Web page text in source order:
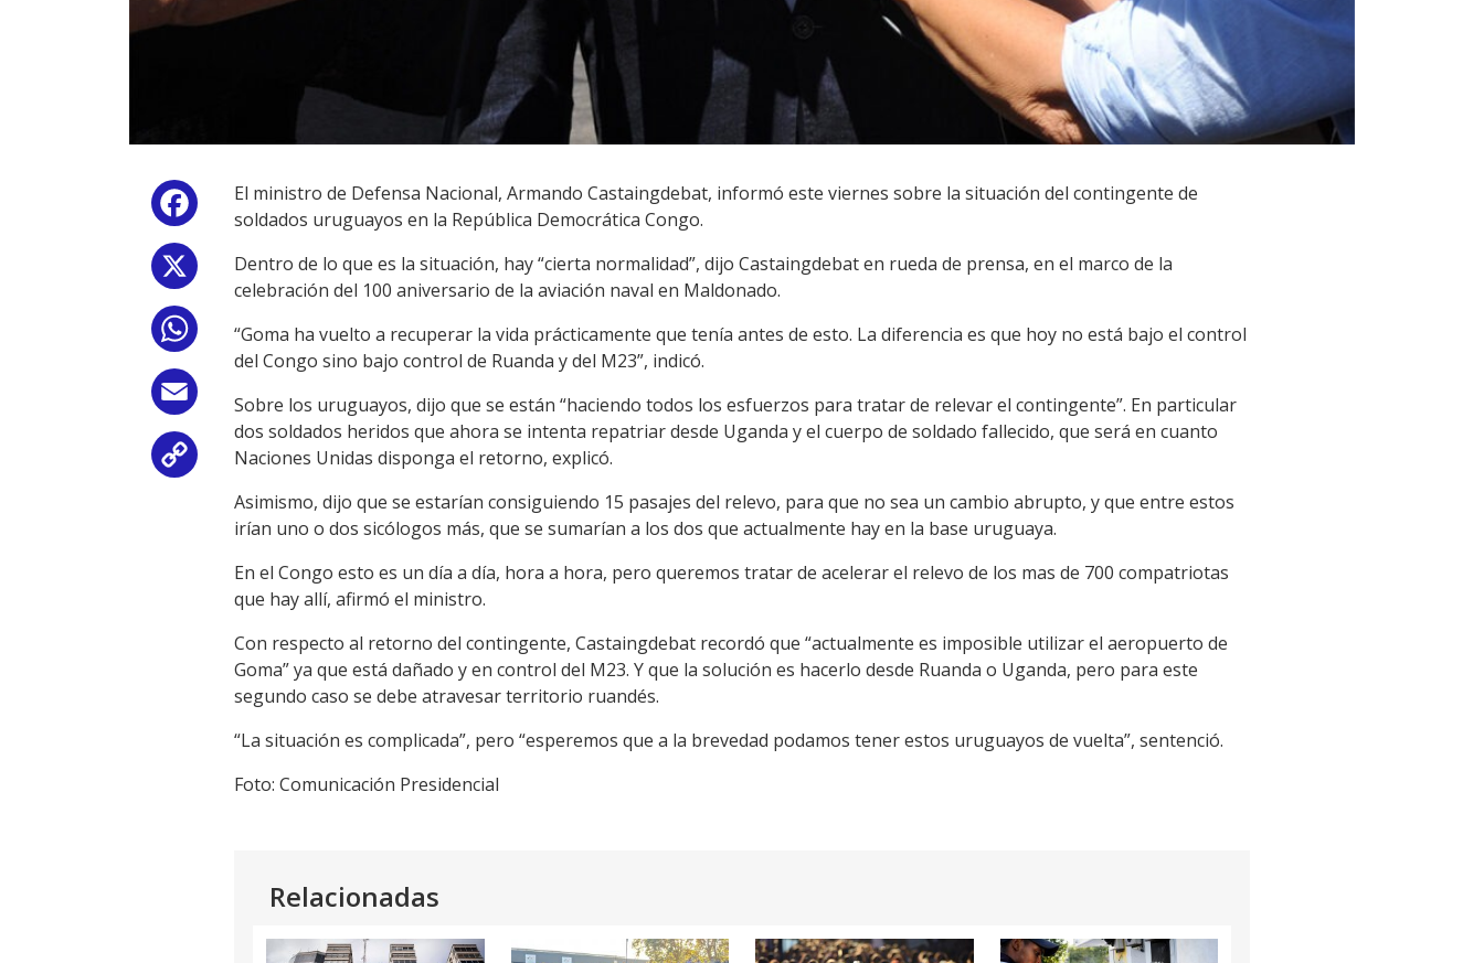
Facebook
WhatsApp
Email
Copy
Link
El ministro de Defensa Nacional, Armando Castaingdebat, informó este viernes sobre la situación del contingente de
soldados uruguayos en la República Democrática Congo.
Dentro de lo que es la situación, hay “cierta normalidad”, dijo Castaingdebat en rueda de prensa, en el marco de la
celebración del 100 aniversario de la aviación naval en Maldonado.
“Goma ha vuelto a recuperar la vida prácticamente que tenía antes de esto. La diferencia es que hoy no está bajo el control
del Congo sino bajo control de Ruanda y del M23”, indicó.
Sobre los uruguayos, dijo que se están “haciendo todos los esfuerzos para tratar de relevar el contingente”. En particular
dos soldados heridos que ahora se intenta repatriar desde Uganda y el cuerpo de soldado fallecido, que será en cuanto
Naciones Unidas disponga el retorno, explicó.
Asimismo, dijo que se estarían consiguiendo 15 pasajes del relevo, para que no sea un cambio abrupto, y que entre estos
irían uno o dos sicólogos más, que se sumarían a los dos que actualmente hay en la base uruguaya.
En el Congo esto es un día a día, hora a hora, pero queremos tratar de acelerar el relevo de los mas de 700 compatriotas
que hay allí, afirmó el ministro.
Con respecto al retorno del contingente, Castaingdebat recordó que “actualmente es imposible utilizar el aeropuerto de
Goma” ya que está dañado y en control del M23. Y que la solución es hacerlo desde Ruanda o Uganda, pero para este
segundo caso se debe atravesar territorio ruandés.
“La situación es complicada”, pero “esperemos que a la brevedad podamos tener estos uruguayos de vuelta”, sentenció.
Foto: Comunicación Presidencial
Relacionadas